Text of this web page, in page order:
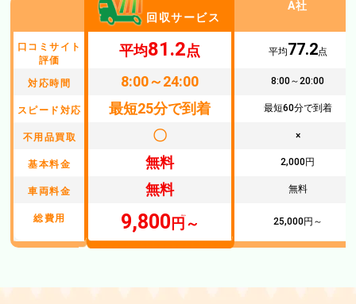
回収サービス
A社
口コミサイト
評価
平均81.2点 平均77.2点
対応時間 8:00～24:00 8:00～20:00
スピード対応 最短25分で到着 最短60分で到着
不用品買取 〇 ×
基本料金 無料 2,000円
車両料金 無料 無料
総費用 9,800 円～ 25,000円～